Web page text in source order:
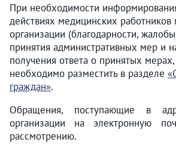
При необходимости
действиях медицинских работников
организации (благодарности,
принятия административных мер и
получения ответа о принятых
необходимо разместить в разделе
граждан».
Обращения, поступающие в
организации на электронную
рассмотрению.